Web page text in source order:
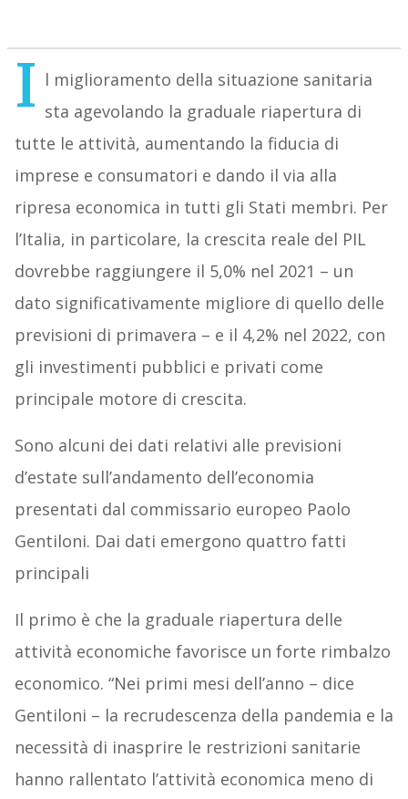
I l miglioramento della situazione sanitaria
sta agevolando la graduale riapertura di
tutte le attività, aumentando la fiducia di
imprese e consumatori e dando il via alla
ripresa economica in tutti gli Stati membri. Per
l’Italia, in particolare, la crescita reale del PIL
dovrebbe raggiungere il 5,0% nel 2021 – un
dato significativamente migliore di quello delle
previsioni di primavera – e il 4,2% nel 2022, con
gli investimenti pubblici e privati come
principale motore di crescita.
Sono alcuni dei dati relativi alle previsioni
d’estate sull’andamento dell’economia
presentati dal commissario europeo Paolo
Gentiloni. Dai dati emergono quattro fatti
principali
Il primo è che la graduale riapertura delle
attività economiche favorisce un forte rimbalzo
economico. “Nei primi mesi dell’anno – dice
Gentiloni – la recrudescenza della pandemia e la
necessità di inasprire le restrizioni sanitarie
hanno rallentato l’attività economica meno di